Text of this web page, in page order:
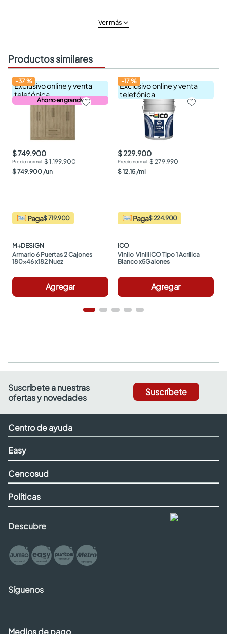
Ver más
Productos similares
Exclusivo online y venta
telefónica
Ahorro en grande
-37%
$ 749.900
$ 1.199.900
$749.900 /un
Paga$ 719.900
M+DESIGN
Armario 6 Puertas 2 Cajones
180x46 x182 Nuez
Agregar
Exclusivo online y venta
telefónica
-17%
$ 229.900
$ 279.990
$12,15 /ml
Paga$ 224.900
ICO
Vinilo  ViniliICO Tipo 1 Acrílica
Blanco x5Galones
Agregar
Suscríbete a nuestras
ofertas y novedades
Suscríbete
Centro de ayuda
Easy
Cencosud
Políticas
Descubre
Síguenos
Medios de pago